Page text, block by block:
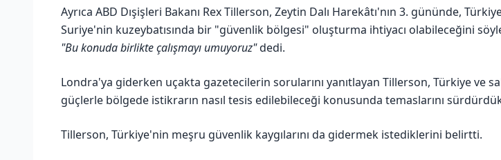
Ayrıca ABD Dışişleri Bakanı Rex Tillerson, Zeytin Dalı Harekâtı'nın 3. gününde,
Suriye'nin kuzeybatısında bir "güvenlik bölgesi" oluşturma ihtiyacı olabileceğini
"Bu konuda birlikte çalışmayı umuyoruz"dedi.
Londra'ya giderken uçakta gazetecilerin sorularını yanıtlayan Tillerson, Türkiye ve
güçlerle bölgede istikrarın nasıl tesis edilebileceği konusunda temaslarını
Tillerson, Türkiye'nin meşru güvenlik kaygılarını da gidermek istediklerini belirtti.